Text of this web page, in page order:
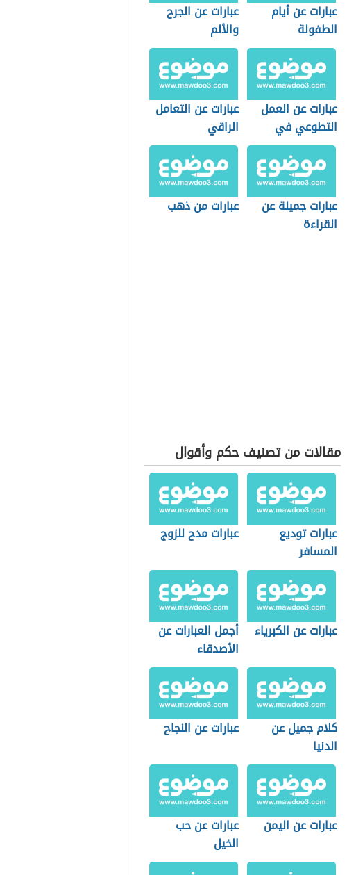
عبارات عن أيام
الطفولة
عبارات عن الجرح
والألم
عبارات عن العمل
التطوعي في
المدرسة
عبارات عن التعامل
الراقي
عبارات جميلة عن
القراءة
عبارات من ذهب
مقالات من تصنيف حكم وأقوال
عبارات توديع
المسافر
عبارات مدح للزوج
عبارات عن الكبرياء
أجمل العبارات عن
الأصدقاء
كلام جميل عن
الدنيا
عبارات عن النجاح
عبارات عن اليمن
عبارات عن حب
الخيل